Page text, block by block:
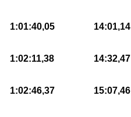
1:01:40,05 14:01,14
1:02:11,38 14:32,47
1:02:46,37 15:07,46